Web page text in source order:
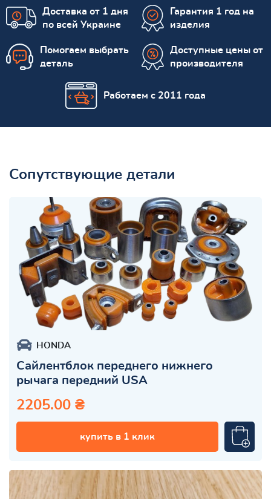
Доставка от 1 дня
по всей Украине
Гарантия 1 год на
изделия
Помогаем выбрать
деталь
Доступные цены от
производителя
Работаем с 2011 года
Сопутствующие детали
HONDA
Сайлентблок переднего нижнего
рычага передний USA
2205.00 ₴
купить в 1 клик